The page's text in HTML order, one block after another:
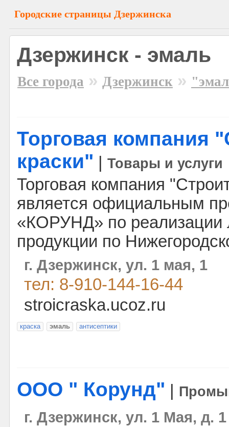
Городские страницы Дзержинска
Дзержинск - эмаль
Все города » Дзержинск »
Торговая компания
краски"
Товары и услуги
Торговая компания
является официальным
«КОРУНД» по реализации
продукции по
г. Дзержинск, ул. 1 мая, 1
тел: 8-910-144-16-44
stroicraska.ucoz.ru
краска эмаль антисептики
ООО " Корунд"
г. Дзержинск, ул. 1 Мая, д. 1